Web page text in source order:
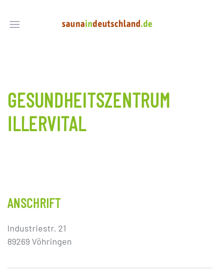
GESUNDHEITSZENTRUM
ILLERVITAL
ANSCHRIFT
Industriestr. 21
89269 Vöhringen